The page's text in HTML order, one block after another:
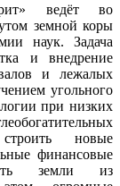
ведёт во
земной коры
наук. Задача
и внедрение
и лежалых
угольного
при низких
новые
финансовые
земли из